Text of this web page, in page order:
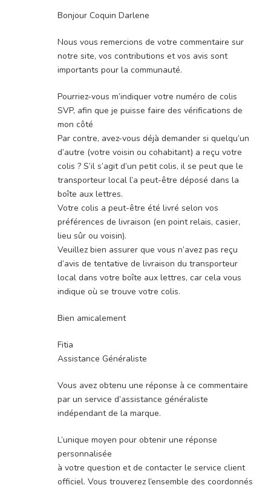
Bonjour Coquin Darlene
Nous vous remercions de votre commentaire sur
notre site, vos contributions et vos avis sont
importants pour la communauté.
Pourriez-vous m’indiquer votre numéro de colis
SVP, afin que je puisse faire des vérifications de
mon côté
Par contre, avez-vous déjà demander si quelqu’un
d’autre (votre voisin ou cohabitant) a reçu votre
colis ? S’il s’agit d’un petit colis, il se peut que le
transporteur local l’a peut-être déposé dans la
boîte aux lettres.
Votre colis a peut-être été livré selon vos
préférences de livraison (en point relais, casier,
lieu sûr ou voisin).
Veuillez bien assurer que vous n’avez pas reçu
d’avis de tentative de livraison du transporteur
local dans votre boîte aux lettres, car cela vous
indique où se trouve votre colis.
Bien amicalement
Fitia
Assistance Généraliste
Vous avez obtenu une réponse à ce commentaire
par un service d’assistance généraliste
indépendant de la marque.
L’unique moyen pour obtenir une réponse
personnalisée
à votre question et de contacter le service client
officiel. Vous trouverez l’ensemble des coordonnés